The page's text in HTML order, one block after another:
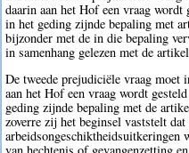
daarin aan het Hof een vraag wordt
in het geding zijnde bepaling met
bijzonder met de in die bepaling
in samenhang gelezen met de
De tweede prejudiciële vraag moet
aan het Hof een vraag wordt
geding zijnde bepaling met de
zoverre zij het beginsel vaststelt
arbeidsongeschiktheidsuitkeringen